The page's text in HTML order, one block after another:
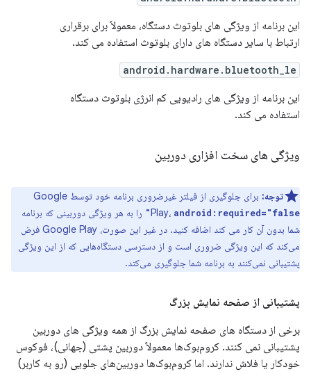
این برنامه از ویژگی های بلوتوث دستگاه، معمولاً برای برقراری
ارتباط با سایر دستگاه های دارای بلوتوث استفاده می کند.
android.hardware.bluetooth_le
این برنامه از ویژگی های رادیویی کم انرژی بلوتوث دستگاه
استفاده می کند.
ویژگی های سخت افزاری دوربین
توجه:
برای جلوگیری از فیلتر غیرضروری برنامه خود توسط Google
Play، android:required="false"
را به هر ویژگی دوربینی که برنامه
شما بدون آن کار می کند اضافه کنید. در غیر این صورت، Google Play فرض
می‌کند که این ویژگی ضروری است و از دسترسی دستگاه‌هایی که از این ویژگی
پشتیبانی نمی‌کنند به برنامه شما جلوگیری می‌کند.
پشتیبانی از صفحه نمایش بزرگ
برخی از دستگاه های صفحه نمایش بزرگ از همه ویژگی های دوربین
پشتیبانی نمی کنند. کروم‌بوک‌ها معمولاً دوربین پشتی (جهانی)، فوکوس
خودکار یا فلاش ندارند. اما کروم‌بوک‌ها دوربین‌های جلویی (رو به کاربر)